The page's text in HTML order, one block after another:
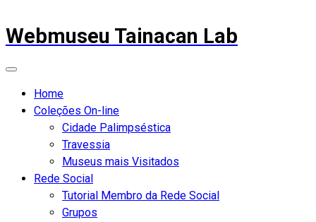
Webmuseu Tainacan Lab
Home
Coleções On-line
Cidade Palimpséstica
Travessia
Museus mais Visitados
Rede Social
Tutorial Membro da Rede Social
Grupos